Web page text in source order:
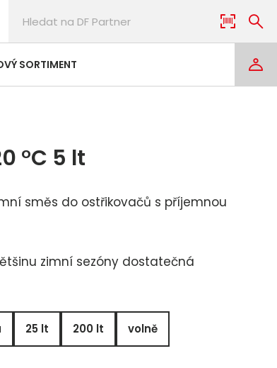
SORTIMENT
°C 5 lt
směs do ostřikovačů s příjemnou
zimní sezóny dostatečná
25 lt 200 lt volně